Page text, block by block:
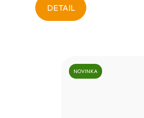
DETAIL
NOVINKA